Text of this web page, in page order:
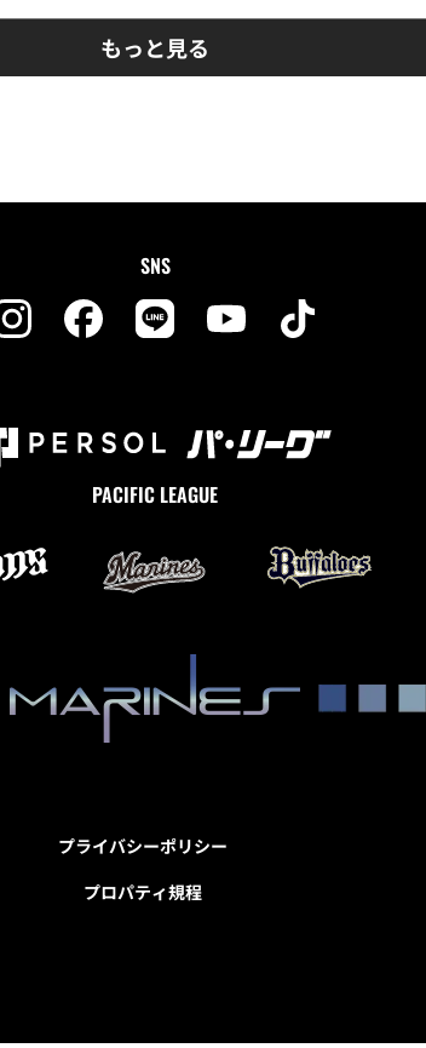
もっと見る
SNS
PACIFIC LEAGUE
プライバシーポリシー
プロパティ規程